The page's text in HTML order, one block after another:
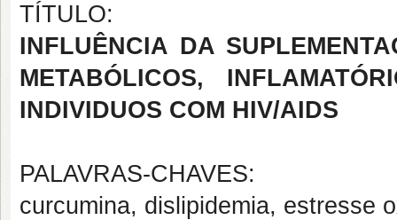
TÍTULO:
INFLUÊNCIA DA
METABÓLICOS,
INDIVIDUOS COM HIV/AIDS
PALAVRAS-CHAVES:
curcumina, dislipidemia, estresse